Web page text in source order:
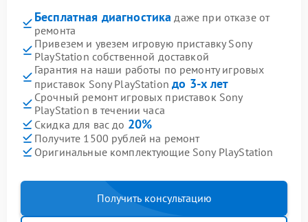
Бесплатная диагностика даже при отказе от
ремонта
Привезем и увезем игровую приставку Sony
PlayStation собственной доставкой
Гарантия на наши работы по ремонту игровых
приставок Sony PlayStationдо 3-х лет
Срочный ремонт игровых приставок Sony
PlayStation в течении часа
Скидка для вас до 20%
Получите 1500 рублей на ремонт
Оригинальные комплектующие Sony PlayStation
Получить консультацию